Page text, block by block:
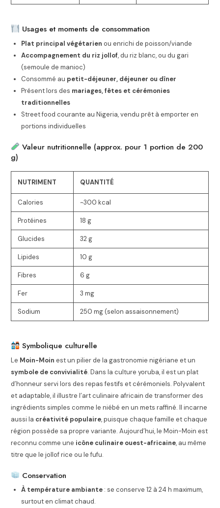
Usages et moments de consommation
Plat principal végétarien ou enrichi de poisson/viande
Accompagnement du riz jollof, du riz blanc, ou du gari
(semoule de manioc)
Consommé au petit-déjeuner, déjeuner ou dîner
Présent lors des mariages, fêtes et cérémonies
traditionnelles
Street food courante au Nigeria, vendu prêt à emporter en
portions individuelles
Valeur nutritionnelle (approx. pour 1 portion de 200
g)
NUTRIMENT QUANTITÉ
Calories ~300 kcal
Protéines 18 g
Glucides 32 g
Lipides 10 g
Fibres 6 g
Fer 3 mg
Sodium 250 mg (selon assaisonnement)
Symbolique culturelle
Le Moin-Moin est un pilier de la gastronomie nigériane et un
symbole de convivialité. Dans la culture yoruba, il est un plat
d’honneur servi lors des repas festifs et cérémoniels. Polyvalent
et adaptable, il illustre l’art culinaire africain de transformer des
ingrédients simples comme le niébé en un mets raffiné. Il incarne
aussi la créativité populaire, puisque chaque famille et chaque
région possède sa propre variante. Aujourd’hui, le Moin-Moin est
reconnu comme une icône culinaire ouest-africaine, au même
titre que le jollof rice ou le fufu.
Conservation
À température ambiante : se conserve 12 à 24 h maximum,
surtout en climat chaud.